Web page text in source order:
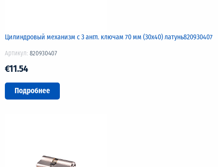
Цилиндровый механизм с 3 англ. ключам 70 мм (30х40) латунь820930407
Артикул: 820930407
€11.54
Подробнее